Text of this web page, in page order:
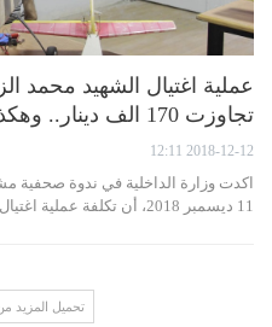
عملية اغتيال الشهيد محمد
تجاوزت 170 الف دينار.. وهكذا قسمت…
2018-12-12 12:11
اكدت وزارة الداخلية في ندوة صحفية
11 ديسمبر 2018، أن تكلفة عملية اغتيال…
تحميل المزيد